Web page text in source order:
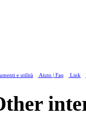
e utilità Aiuto | Faq Link